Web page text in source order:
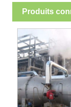
Produits